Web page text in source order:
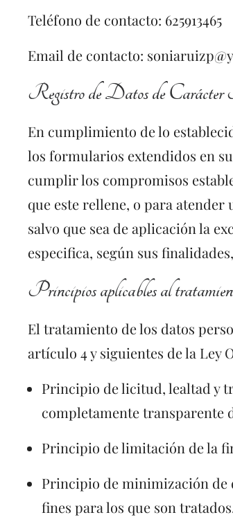
Teléfono de contacto: 625913465
Email de contacto:
Registro de Datos de Carácter
En cumplimiento de lo
los formularios extendidos en
cumplir los compromisos
que este rellene, o para
salvo que sea de aplicación la
especifica, según sus
Principios aplicables al
El tratamiento de los datos
artículo 4 y siguientes de la Ley
Principio de licitud, lealtad y
completamente transparente
Principio de limitación de la
Principio de minimización de
fines para los que son